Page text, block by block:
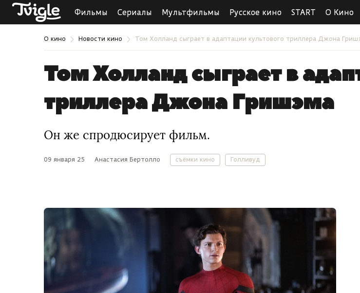
Фильмы Сериалы Мультфильмы Русское кино START О Кино
О кино Новости кино Том Холланд сыграет в адаптации культового триллера Джона
Том Холланд сыграет в
триллера Джона Гришэма
Он же спродюсирует фильм.
09 января 25 Анастасия Бертолло съёмки кино Голливуд